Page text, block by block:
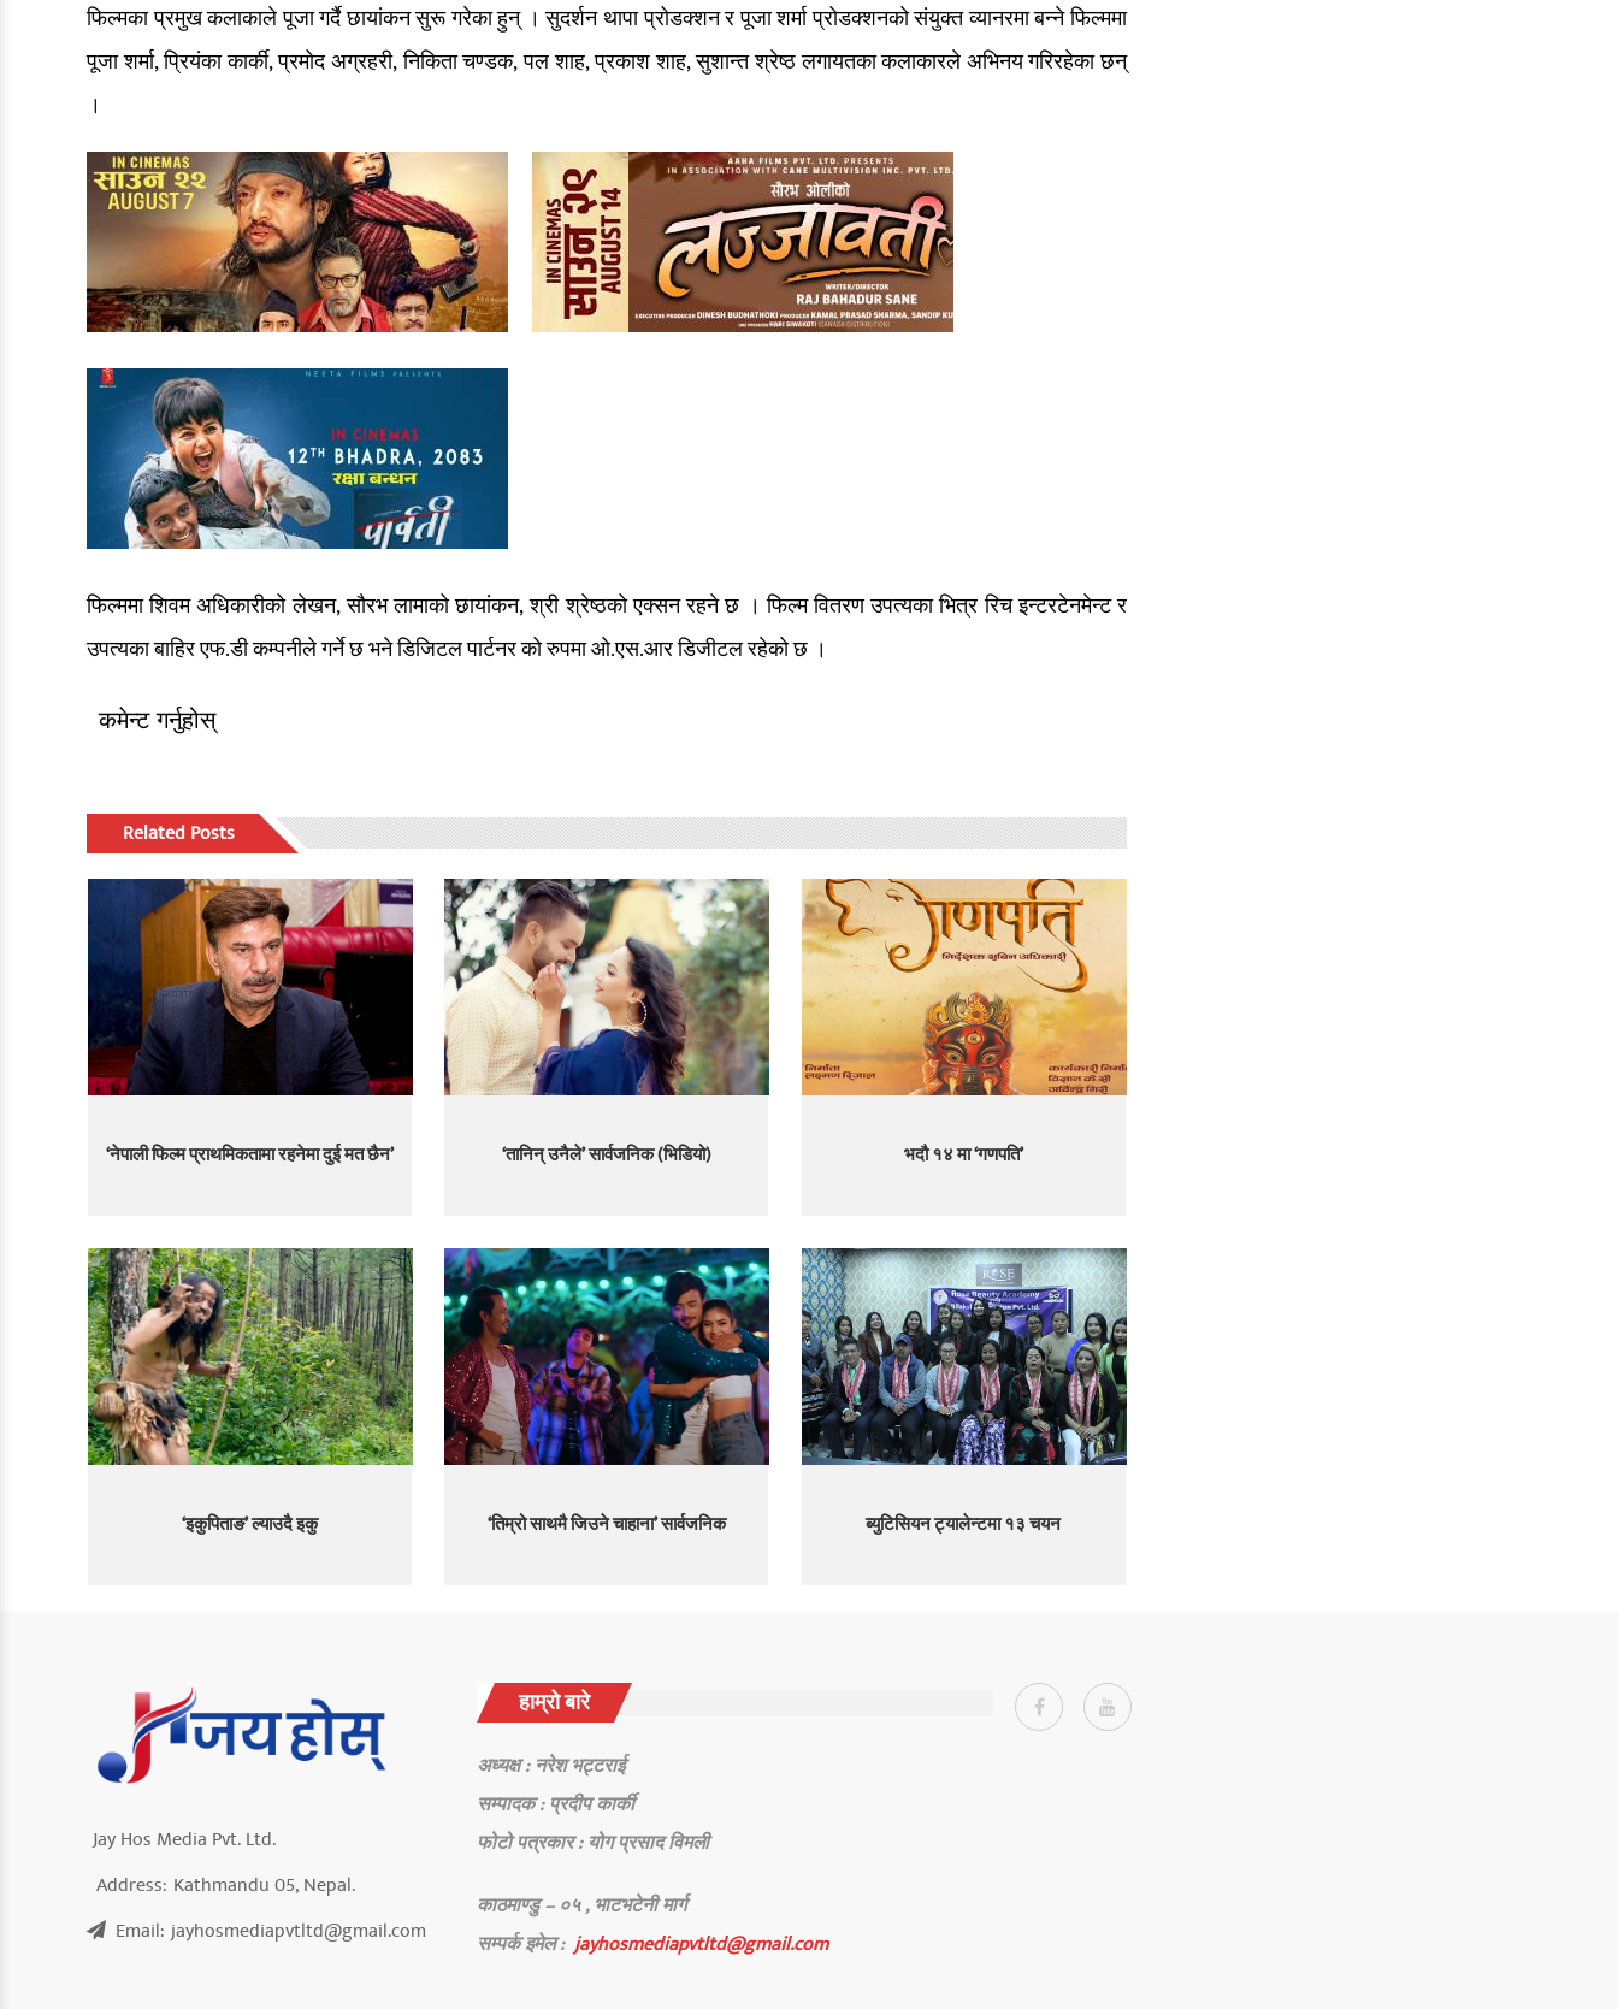
फिल्मका प्रमुख कलाकाले पूजा गर्दै छायांकन सुरू गरेका हुन् । सुदर्शन थापा प्रोडक्शन र पूजा शर्मा प्रोडक्शनको संयुक्त व्यानरमा बन्ने फिल्ममा
पूजा शर्मा, प्रियंका कार्की, प्रमोद अग्रहरी, निकिता चण्डक, पल शाह, प्रकाश शाह, सुशान्त श्रेष्ठ लगायतका कलाकारले अभिनय गरिरहेका छन्
।
फिल्ममा शिवम अधिकारीको लेखन, सौरभ लामाको छायांकन, श्री श्रेष्ठको एक्सन रहने छ । फिल्म वितरण उपत्यका भित्र रिच इन्टरटेनमेन्ट र
उपत्यका बाहिर एफ.डी कम्पनीले गर्ने छ भने डिजिटल पार्टनर को रुपमा ओ.एस.आर डिजीटल रहेको छ ।
कमेन्ट गर्नुहोस्
Related Posts
‘नेपाली फिल्म प्राथमिकतामा रहनेमा दुई मत छैन’ ‘तानिन् उनैले’ सार्वजनिक (भिडियो) भदौ १४ मा ‘गणपति’
‘इकुपिताङ’ ल्याउदै इकु ‘तिम्रो साथमै जिउने चाहाना’ सार्वजनिक ब्युटिसियन ट्यालेन्टमा १३ चयन
Jay Hos Media Pvt. Ltd.
Address: Kathmandu 05, Nepal.
Email: jayhosmediapvtltd@gmail.com
हाम्रो बारे
अध्यक्ष : नरेश भट्टराई
सम्पादक : प्रदीप कार्की
फोटो पत्रकार : योग प्रसाद विमली
काठमाण्डु – ०५ , भाटभटेनी मार्ग
सम्पर्कइमेल :jayhosmediapvtltd@gmail.com